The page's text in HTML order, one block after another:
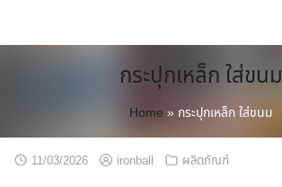
กระปุกเหล็ก ใส่ขนม
Home » กระปุกเหล็ก ใส่ขนม
11/03/2026 ironball ผลิตภัณฑ์